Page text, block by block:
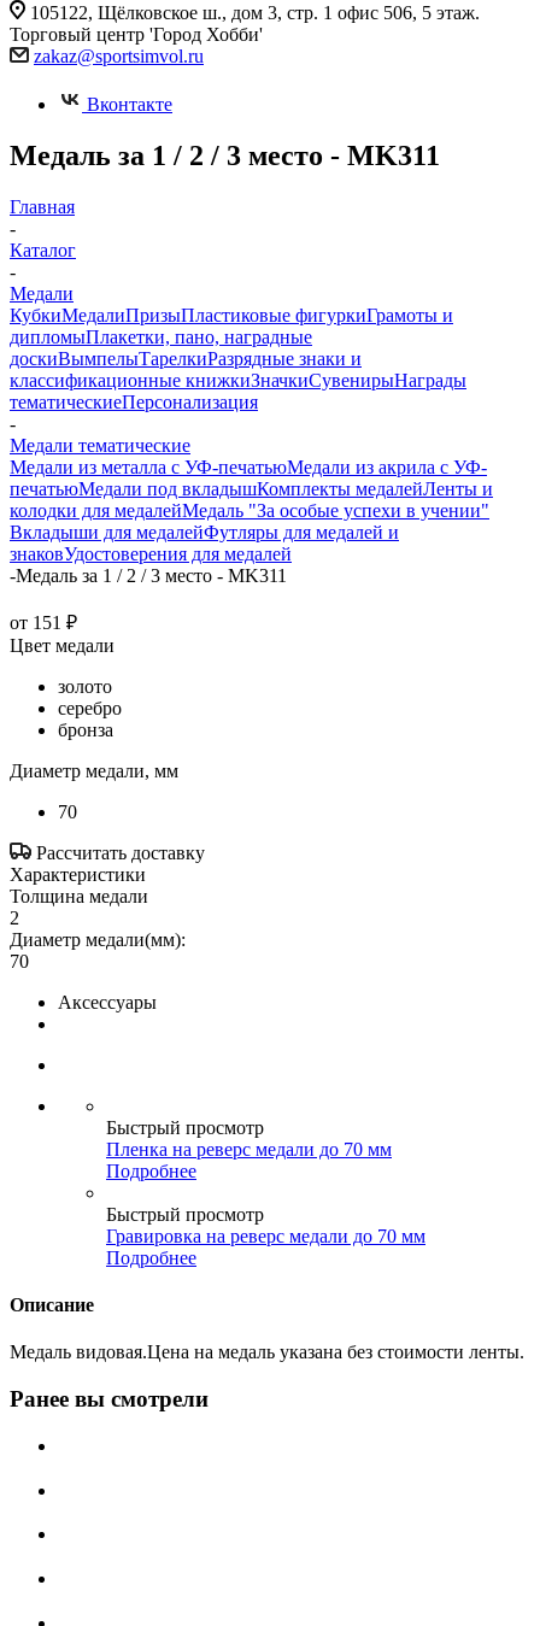
105122, Щёлковское ш., дом 3, стр. 1 офис 506, 5 этаж.
Торговый центр 'Город Хобби'
zakaz@sportsimvol.ru
Вконтакте
Медаль за 1 / 2 / 3 место - MK311
Главная
-
Каталог
-
Медали
КубкиМедалиПризыПластиковые фигуркиГрамоты и
дипломыПлакетки, пано, наградные
доскиВымпелыТарелкиРазрядные знаки и
классификационные книжкиЗначкиСувенирыНаграды
тематическиеПерсонализация
-
Медали тематические
Медали из металла с УФ-печатьюМедали из акрила с УФ-
печатьюМедали под вкладышКомплекты медалейЛенты и
колодки для медалейМедаль "За особые успехи в учении"
Вкладыши для медалейФутляры для медалей и
знаковУдостоверения для медалей
-Медаль за 1 / 2 / 3 место - MK311
от 151 ₽
Цвет медали
золото
серебро
бронза
Диаметр медали, мм
70
Рассчитать доставку
Характеристики
Толщина медали
2
Диаметр медали(мм):
70
Аксессуары
Быстрый просмотр
Пленка на реверс медали до 70 мм
Подробнее
Быстрый просмотр
Гравировка на реверс медали до 70 мм
Подробнее
Описание
Медаль видовая.Цена на медаль указана без стоимости ленты.
Ранее вы смотрели